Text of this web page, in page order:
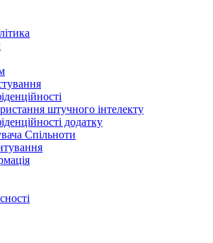
штучного інтелекту
додатку
Спільноти